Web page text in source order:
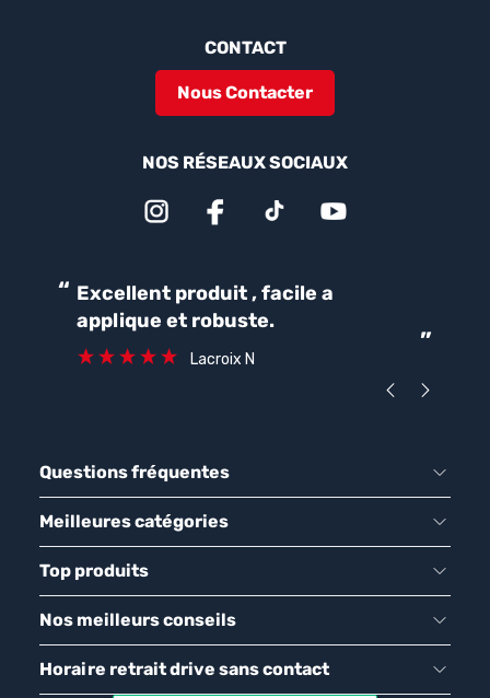
CONTACT
Nous Contacter
NOS RÉSEAUX SOCIAUX
“
”
Excellent produit , facile a
applique et robuste.
Lacroix N
Questions fréquentes
Meilleures catégories
Top produits
Nos meilleurs conseils
Horaire retrait drive sans contact